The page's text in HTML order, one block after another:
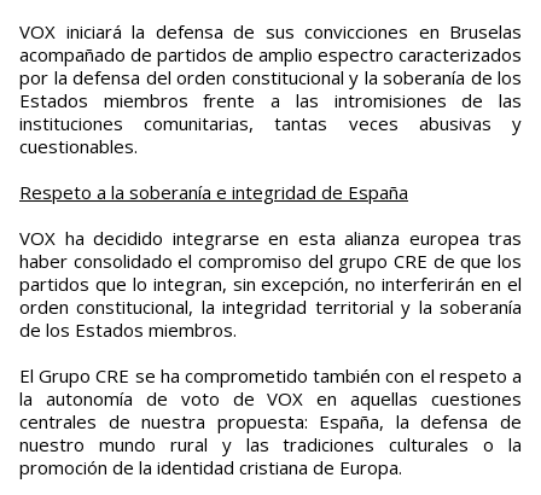
VOX iniciará la defensa de sus convicciones en Bruselas
acompañado de partidos de amplio espectro caracterizados
por la defensa del orden constitucional y la soberanía de los
Estados miembros frente a las intromisiones de las
instituciones comunitarias, tantas veces abusivas y
cuestionables.
Respeto a la soberanía e integridad de España
VOX ha decidido integrarse en esta alianza europea tras
haber consolidado el compromiso del grupo CRE de que los
partidos que lo integran, sin excepción, no interferirán en el
orden constitucional, la integridad territorial y la soberanía
de los Estados miembros.
El Grupo CRE se ha comprometido también con el respeto a
la autonomía de voto de VOX en aquellas cuestiones
centrales de nuestra propuesta: España, la defensa de
nuestro mundo rural y las tradiciones culturales o la
promoción de la identidad cristiana de Europa.